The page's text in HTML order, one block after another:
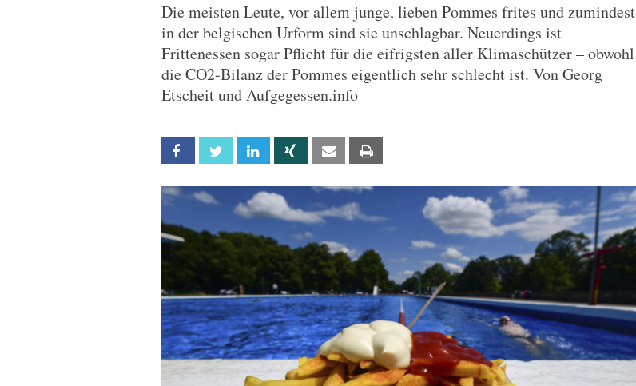
Die meisten Leute, vor allem junge, lieben Pommes frites und zumindest
in der belgischen Urform sind sie unschlagbar. Neuerdings ist
Frittenessen sogar Pflicht für die eifrigsten aller Klimaschützer – obwohl
die CO2-Bilanz der Pommes eigentlich sehr schlecht ist. Von Georg
Etscheit und Aufgegessen.info
Facebook Twitter Linkedin Xing Email